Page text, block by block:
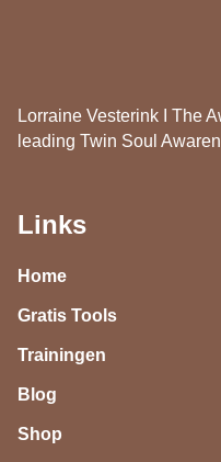
Lorraine Vesterink I The
leading Twin Soul
Links
Home
Gratis Tools
Trainingen
Blog
Shop